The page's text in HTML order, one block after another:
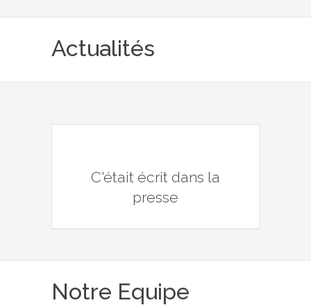
Actualités
C'était écrit dans la
presse
Notre Equipe